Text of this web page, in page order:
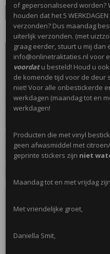
IN WINKELWAGEN
Omschrijving
Leuke ronde stickers worden per
tekst;Hoera! 4 jaar!
Leuk in combinatie met blanco
Afmeting; 4 cm
Reacties
Save
Ook interessant
of gepersonaliseerd worden?
houden dat het 5
verzonden? Dus maandag
uiterlijk verzonden. (met
graag eerder, stuurt u mij dan
info@onlinetraktaties.nl voor
voordatu besteld! Houd u
de komende tijd voor de deur
niet! Voor alle onbestickerde
werkdagen (maandag tot en
werkdagen!
Producten die met vinyl
geen afwasmiddel met
geprinte stickers zijn niet
Maandag tot en met vrijdag
Met vriendelijke groet,
Daniella Smit,